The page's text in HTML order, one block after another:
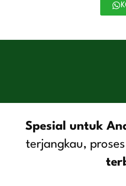
Spesial untuk
terjangkau,